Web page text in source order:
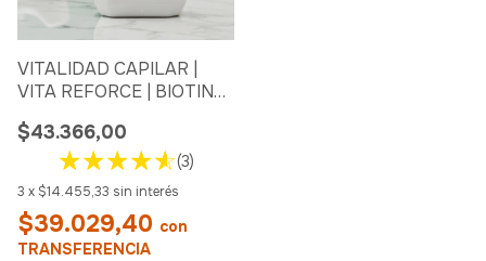
VITALIDAD CAPILAR |
VITA REFORCE | BIOTINA
CAPILAR X 5 LTS
$43.366,00
(3)
3 x$14.455,33 sin interés
$39.029,40 con
TRANSFERENCIA